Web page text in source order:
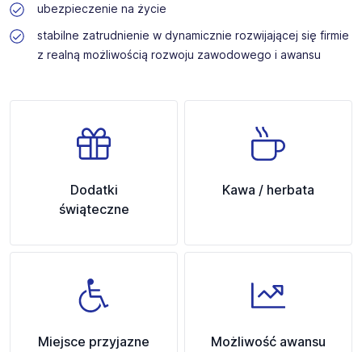
ubezpieczenie na życie
stabilne zatrudnienie w dynamicznie rozwijającej się firmie
z realną możliwością rozwoju zawodowego i awansu
Dodatki
świąteczne
Kawa / herbata
Miejsce przyjazne
Możliwość awansu